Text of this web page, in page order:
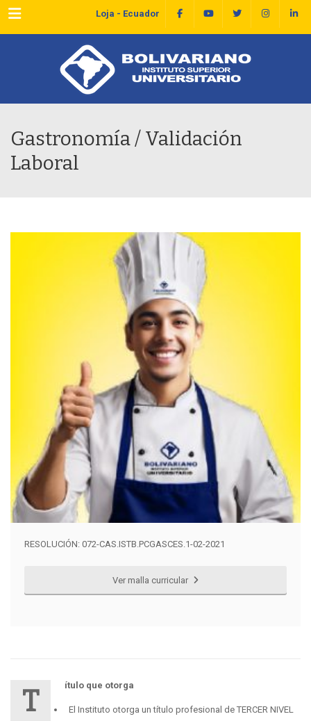
Menu Loja - Ecuador
Gastronomía / Validación
Laboral
RESOLUCIÓN: 072-CAS.ISTB.PCGASCES.1-02-2021
Ver malla curricular
T ítulo que otorga
El Instituto otorga un título profesional de TERCER NIVEL